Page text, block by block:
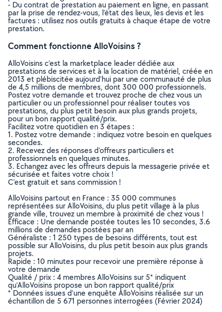
- Du contrat de prestation au paiement en ligne, en passant
par la prise de rendez-vous, l’état des lieux, les devis et les
factures : utilisez nos outils gratuits à chaque étape de votre
prestation.
Comment fonctionne AlloVoisins ?
AlloVoisins c’est la marketplace leader dédiée aux
prestations de services et à la location de matériel, créée en
2013 et plébiscitée aujourd’hui par une communauté de plus
de 4,5 millions de membres, dont 300 000 professionnels.
Postez votre demande et trouvez proche de chez vous un
particulier ou un professionnel pour réaliser toutes vos
prestations, du plus petit besoin aux plus grands projets,
pour un bon rapport qualité/prix.
Facilitez votre quotidien en 3 étapes :
1. Postez votre demande : indiquez votre besoin en quelques
secondes.
2. Recevez des réponses d’offreurs particuliers et
professionnels en quelques minutes.
3. Echangez avec les offreurs depuis la messagerie privée et
sécurisée et faites votre choix !
C’est gratuit et sans commission !
AlloVoisins partout en France : 35 000 communes
représentées sur AlloVoisins, du plus petit village à la plus
grande ville, trouvez un membre à proximité de chez vous !
Efficace : Une demande postée toutes les 10 secondes, 3.6
millions de demandes postées par an
Généraliste : 1 250 types de besoins différents, tout est
possible sur AlloVoisins, du plus petit besoin aux plus grands
projets.
Rapide : 10 minutes pour recevoir une première réponse à
votre demande
Qualité / prix : 4 membres AlloVoisins sur 5* indiquent
qu’AlloVoisins propose un bon rapport qualité/prix
* Données issues d’une enquête AlloVoisins réalisée sur un
échantillon de 5 671 personnes interrogées (Février 2024)